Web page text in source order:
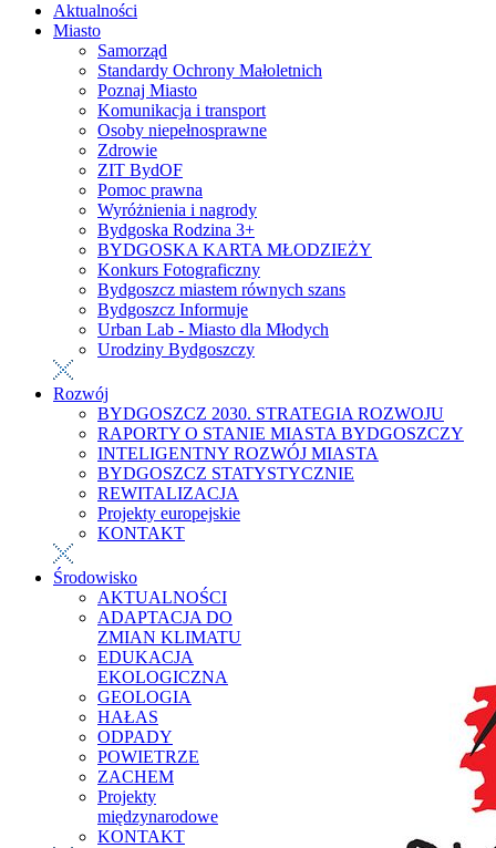
Aktualności
Miasto
Samorząd
Standardy Ochrony Małoletnich
Poznaj Miasto
Komunikacja i transport
Osoby niepełnosprawne
Zdrowie
ZIT BydOF
Pomoc prawna
Wyróżnienia i nagrody
Bydgoska Rodzina 3+
BYDGOSKA KARTA MŁODZIEŻY
Konkurs Fotograficzny
Bydgoszcz miastem równych szans
Bydgoszcz Informuje
Urban Lab - Miasto dla Młodych
Urodziny Bydgoszczy
Rozwój
BYDGOSZCZ 2030. STRATEGIA ROZWOJU
RAPORTY O STANIE MIASTA BYDGOSZCZY
INTELIGENTNY ROZWÓJ MIASTA
BYDGOSZCZ STATYSTYCZNIE
REWITALIZACJA
Projekty europejskie
KONTAKT
Środowisko
AKTUALNOŚCI
ADAPTACJA DO
ZMIAN KLIMATU
EDUKACJA
EKOLOGICZNA
GEOLOGIA
HAŁAS
ODPADY
POWIETRZE
ZACHEM
Projekty
międzynarodowe
KONTAKT